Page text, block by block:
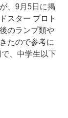
、9月5日に掲
スター プロト
のランプ類や
たので参考に
、中学生以下